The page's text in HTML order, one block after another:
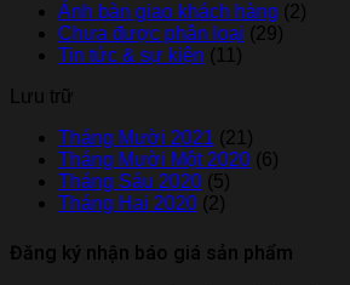
Ảnh bàn giao khách hàng (2)
Chưa được phân loại (29)
Tin tức & sự kiện (11)
Lưu trữ
Tháng Mười 2021 (21)
Tháng Mười Một 2020 (6)
Tháng Sáu 2020 (5)
Tháng Hai 2020 (2)
Đăng ký nhận báo giá sản phẩm